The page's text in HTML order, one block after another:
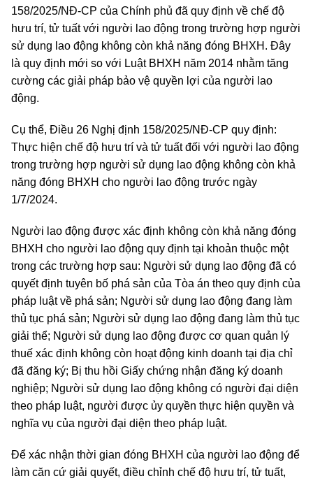
158/2025/NĐ-CP của Chính phủ đã quy định về chế độ
hưu trí, tử tuất với người lao động trong trường hợp người
sử dụng lao động không còn khả năng đóng BHXH. Đây
là quy định mới so với Luật BHXH năm 2014 nhằm tăng
cường các giải pháp bảo vệ quyền lợi của người lao
động.
Cụ thể, Điều 26 Nghị định 158/2025/NĐ-CP quy định:
Thực hiện chế độ hưu trí và tử tuất đối với người lao động
trong trường hợp người sử dụng lao động không còn khả
năng đóng BHXH cho người lao động trước ngày
1/7/2024.
Người lao động được xác định không còn khả năng đóng
BHXH cho người lao động quy định tại khoản thuộc một
trong các trường hợp sau: Người sử dụng lao động đã có
quyết định tuyên bố phá sản của Tòa án theo quy định của
pháp luật về phá sản; Người sử dụng lao động đang làm
thủ tục phá sản; Người sử dụng lao động đang làm thủ tục
giải thể; Người sử dụng lao động được cơ quan quản lý
thuế xác định không còn hoạt động kinh doanh tại địa chỉ
đã đăng ký; Bị thu hồi Giấy chứng nhận đăng ký doanh
nghiệp; Người sử dụng lao động không có người đại diện
theo pháp luật, người được ủy quyền thực hiện quyền và
nghĩa vụ của người đại diện theo pháp luật.
Để xác nhận thời gian đóng BHXH của người lao động để
làm căn cứ giải quyết, điều chỉnh chế độ hưu trí, tử tuất,